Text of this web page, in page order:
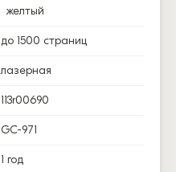
желтый
до 1500 страниц
лазерная
113r00690
GC-971
1 год